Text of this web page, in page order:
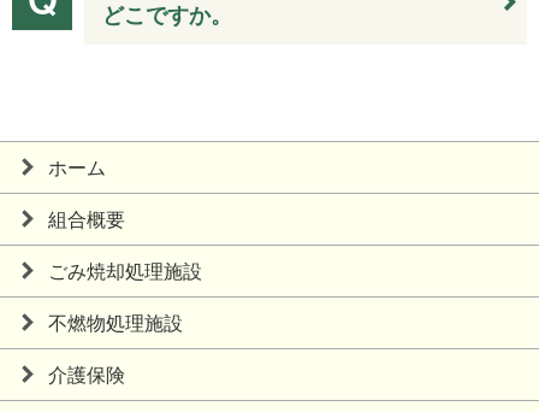
どこですか。
ホーム
組合概要
ごみ焼却処理施設
不燃物処理施設
介護保険